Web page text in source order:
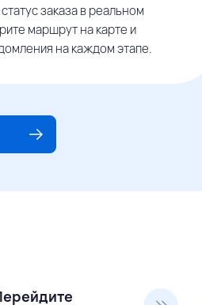
заказа в реальном
маршрут на карте и
на каждом этапе.